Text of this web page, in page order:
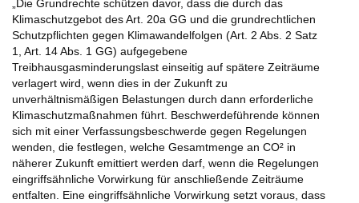
„Die Grundrechte schützen davor, dass die durch das
Klimaschutzgebot des Art. 20a GG und die grundrechtlichen
Schutzpflichten gegen Klimawandelfolgen (Art. 2 Abs. 2 Satz
1, Art. 14 Abs. 1 GG) aufgegebene
Treibhausgasminderungslast einseitig auf spätere Zeiträume
verlagert wird, wenn dies in der Zukunft zu
unverhältnismäßigen Belastungen durch dann erforderliche
Klimaschutzmaßnahmen führt. Beschwerdeführende können
sich mit einer Verfassungsbeschwerde gegen Regelungen
wenden, die festlegen, welche Gesamtmenge an CO² in
näherer Zukunft emittiert werden darf, wenn die Regelungen
eingriffsähnliche Vorwirkung für anschließende Zeiträume
entfalten. Eine eingriffsähnliche Vorwirkung setzt voraus, dass